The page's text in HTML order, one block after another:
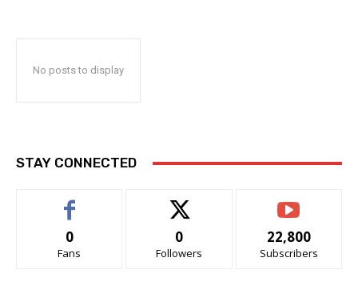
No posts to display
STAY CONNECTED
0
Fans
0
Followers
22,800
Subscribers